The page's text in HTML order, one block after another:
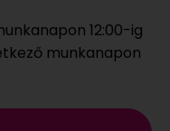
12:00-ig
munkanapon